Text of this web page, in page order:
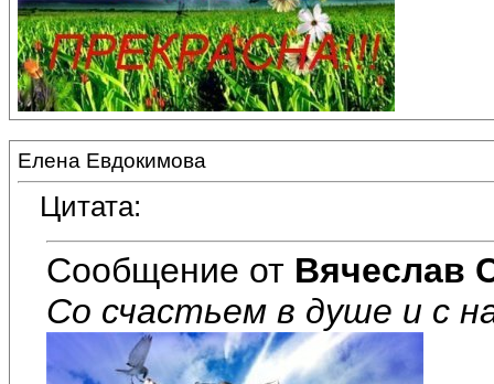
Елена Евдокимова
Цитата:
Сообщение от Вячеслав
Со счастьем в душе и с